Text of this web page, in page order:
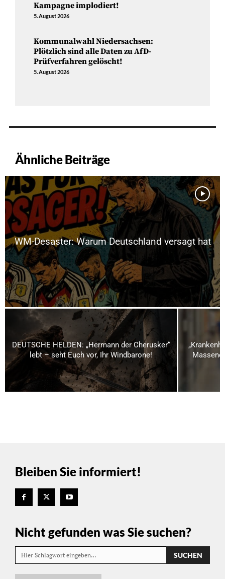
Kampagne implodiert!
5. August 2026
Kommunalwahl Niedersachsen:
Plötzlich sind alle Daten zu AfD-
Prüfverfahren gelöscht!
5. August 2026
Ähnliche Beiträge
WM-Desaster: Warum Deutschland versagt hat
DEUTSCHE HELDEN: „Hermann der Cherusker“
lebt – seht Euch vor, Ihr Windbarone!
Bleiben Sie informiert!
Nicht gefunden was Sie suchen?
Hier Schlagwort eingeben… SUCHEN